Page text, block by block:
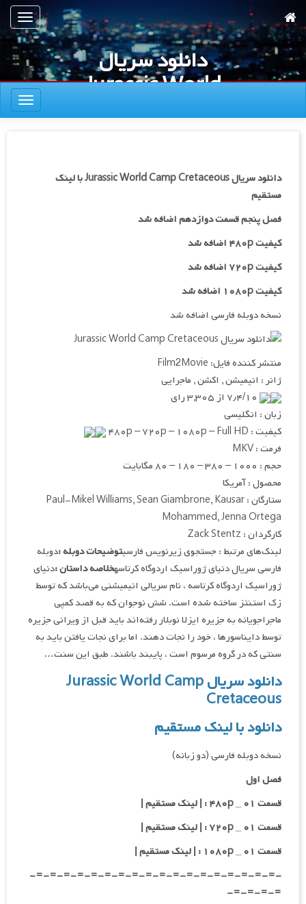
به
محتوای
اصلی
ناوبری
دانلود سریال
Jurassic World
Camp
ناوبری
دانلود سریال Jurassic World Camp Cretaceous با لینک
مستقیم
فصل پنجم قسمت دوازدهم اضافه شد
کیفیت ۴۸۰p اضافه شد
کیفیت ۷۲۰p
اضافه شد
کیفیت ۱۰۸۰p اضافه شد
نسخه دوبله فارسی اضافه شد
منتشر کننده فایل: Film2Movie
ژانر : انیمیشن , اکشن , ماجرایی
زبان : انگلیسی
کیفیت : ۴۸۰p – ۷۲۰p – ۱۰۸۰p – Full HD
فرمت : MKV
حجم : ۱۰۰۰ – ۳۸۰ – ۱۸۰ – ۸۰ مگابایت
محصول : آمریکا
ستارگان : Paul-Mikel Williams, Sean Giambrone, Kausar
Mohammed, Jenna Ortega
کارگردان : Zack Stentz
لینک‌های مرتبط : جستجوی زیرنویس فارسیتوضیحات دوبله :دوبله
فارسی سریال دنیای ژوراسیک اردوگاه کرتاسهخلاصه داستان :دنیای
ژوراسیک اردوگاه کرتاسه ، نام سریالی انیمیشنی می‌باشد که توسط
زک استنتز ساخته شده است. شش نوجوان که به قصد کمپی
ماجراجویانه به جزیره ایزلا نوبلار رفته‌اند باید قبل از ویرانی جزیره
توسط دایناسورها ، خود را نجات دهند. اما برای نجات یافتن باید به
سنتی که در گروه مرسوم است ، پایبند باشند. طبق این سنت…
دانلود سریال Jurassic World Camp
Cretaceous
دانلود با لینک مستقیم
نسخه دوبله فارسی (دو زبانه)
فصل اول
قسمت ۰۱ _ ۴۸۰p : | لینک مستقیم |
قسمت ۰۱ _ ۷۲۰p : | لینک مستقیم |
قسمت ۰۱ _ ۱۰۸۰p : | لینک مستقیم |
-=-=-=-=-=-=-=-=-=-=-=-=-=-=-=-=-=-=-
=-=-=-=-